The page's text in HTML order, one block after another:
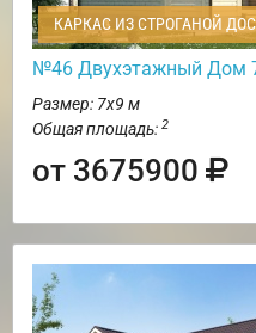
КАРКАС ИЗ СТРОГАНОЙ
№46 Двухэтажный Дом
Размер: 7х9 м
Общая площадь: 2
от 3675900